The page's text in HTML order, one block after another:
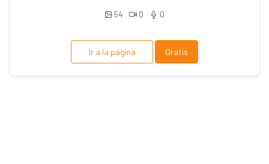
54 0 0
Ir a la página Gratis